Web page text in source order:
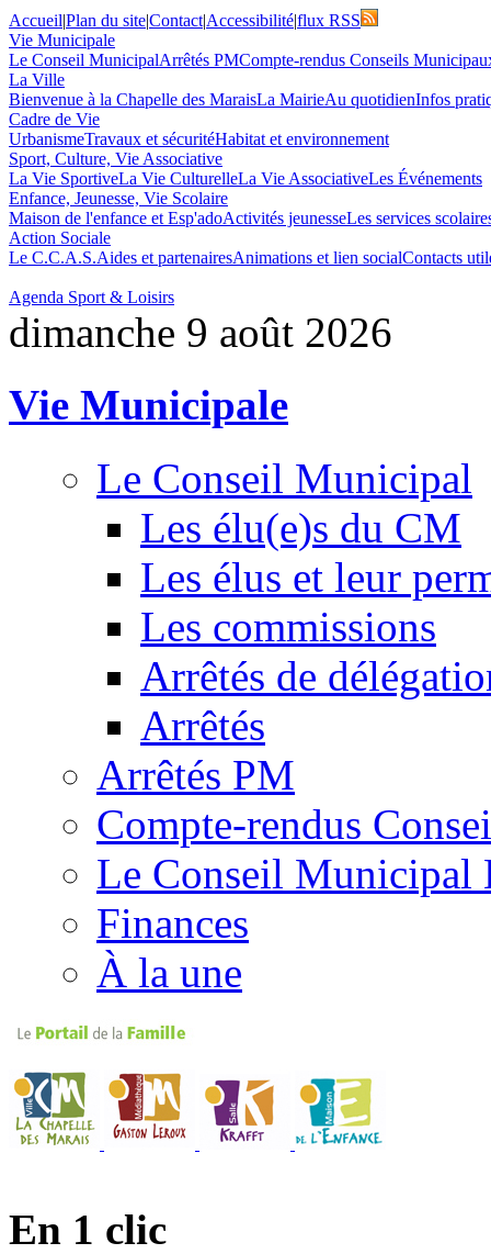
Accueil|Plan du site|Contact|Accessibilité|flux RSS
Vie Municipale
Le Conseil MunicipalArrêtés PMCompte-rendus Conseils
La Ville
Bienvenue à la Chapelle des MaraisLa MairieAu quotidienInfos
Cadre de Vie
UrbanismeTravaux et sécuritéHabitat et environnement
Sport, Culture, Vie Associative
La Vie SportiveLa Vie CulturelleLa Vie AssociativeLes Événements
Enfance, Jeunesse, Vie Scolaire
Maison de l'enfance et Esp'adoActivités jeunesseLes services
Action Sociale
Le C.C.A.S.Aides et partenairesAnimations et lien socialContacts
Agenda Sport & Loisirs
dimanche 9 août 2026
Vie Municipale
Le Conseil Municipal
Les élu(e)s du CM
Les élus et leur
Les commissions
Arrêtés de
Arrêtés
Arrêtés PM
Compte-rendus
Le Conseil Municipal
Finances
À la une
En 1 clic